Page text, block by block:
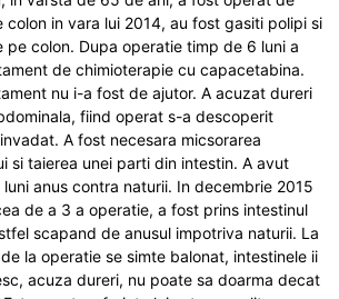
colon in vara lui 2014, au fost gasiti polipi si
pe colon. Dupa operatie timp de 6 luni a
de chimioterapie cu capacetabina.
nu i-a fost de ajutor. A acuzat dureri
fiind operat s-a descoperit
A fost necesara micsorarea
si taierea unei parti din intestin. A avut
anus contra naturii. In decembrie 2015
de a 3 a operatie, a fost prins intestinul
scapand de anusul impotriva naturii. La
la operatie se simte balonat, intestinele ii
acuza dureri, nu poate sa doarma decat